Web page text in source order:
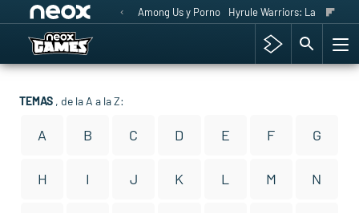
Among Us y Porno Hyrule Warriors: La Era del
TEMAS , de la A a la Z:
A B C D E F G
H I J K L M N